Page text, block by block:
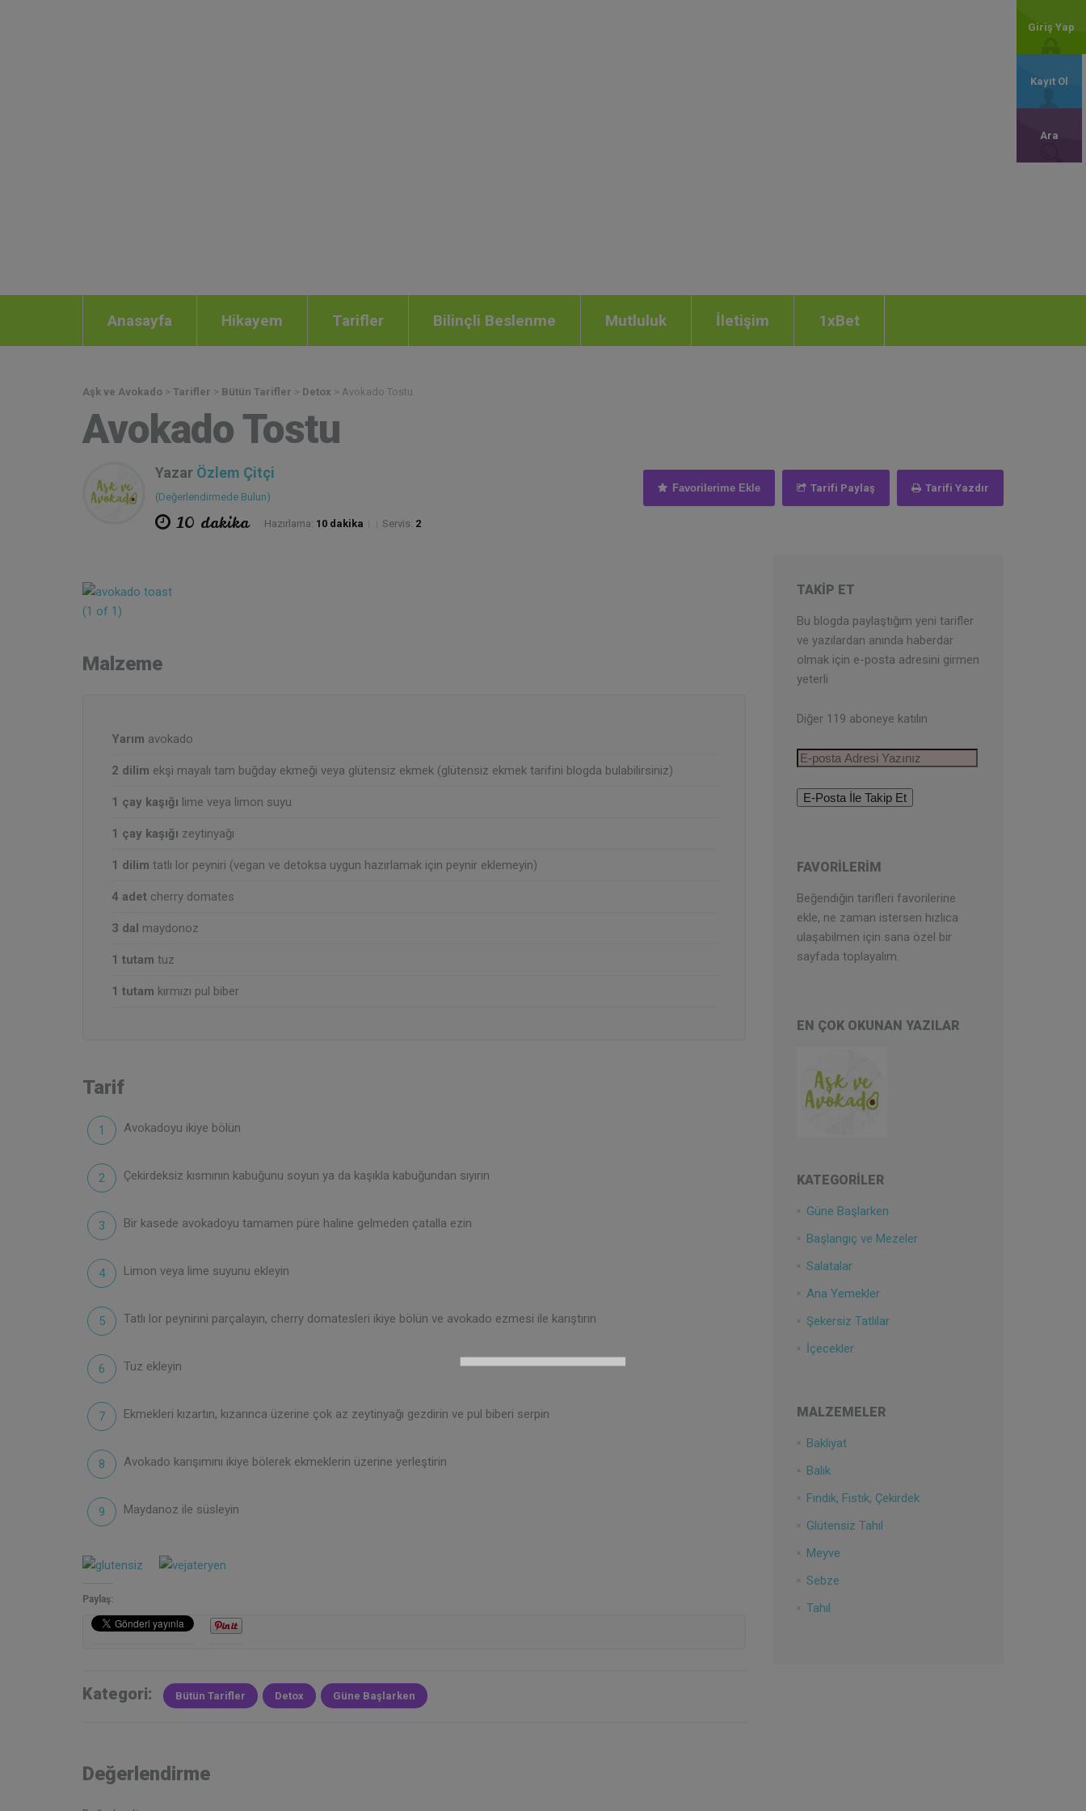
Anasayfa Hikayem Tarifler Bilinçli Beslenme Mutluluk İletişim 1xBet
Giriş Yap
Kayıt Ol
Ara
Aşk ve Avokado > Tarifler > Bütün Tarifler > Detox > Avokado Tostu
Avokado Tostu
Yazar Özlem Çitçi
(Değerlendirmede Bulun)
10 dakika Hazırlama: 10 dakika Servis: 2
Favorilerime Ekle Tarifi Paylaş Tarifi Yazdır
Malzeme
Yarım avokado
2 dilim ekşi mayalı tam buğday ekmeği veya glütensiz ekmek (glütensiz ekmek tarifini blogda bulabilirsiniz)
1 çay kaşığı lime veya limon suyu
1 çay kaşığı zeytinyağı
1 dilim tatlı lor peyniri (vegan ve detoksa uygun hazırlamak için peynir eklemeyin)
4 adet cherry domates
3 dal maydonoz
1 tutam tuz
1 tutam kırmızı pul biber
Tarif
Avokadoyu ikiye bölün
Çekirdeksiz kısmının kabuğunu soyun ya da kaşıkla kabuğundan sıyırın
Bir kasede avokadoyu tamamen püre haline gelmeden çatalla ezin
Limon veya lime suyunu ekleyin
Tatlı lor peynirini parçalayın, cherry domatesleri ikiye bölün ve avokado ezmesi ile karıştırın
Tuz ekleyin
Ekmekleri kızartın, kızarınca üzerine çok az zeytinyağı gezdirin ve pul biberi serpin
Avokado karışımını ikiye bölerek ekmeklerin üzerine yerleştirin
Maydanoz ile süsleyin
Paylaş:
Kategori: Bütün Tarifler Detox Güne Başlarken
Değerlendirme
TAKIP ET
Bu blogda paylaştığım yeni tarifler
ve yazılardan anında haberdar
olmak için e-posta adresini girmen
yeterli
Diğer 119 aboneye katılın
E-
Adresi
FAVORILERIM
Beğendiğin tarifleri favorilerine
ekle, ne zaman istersen hızlıca
ulaşabilmen için sana özel bir
sayfada toplayalım.
EN ÇOK OKUNAN YAZILAR
KATEGORILER
Güne Başlarken
Başlangıç ve Mezeler
Salatalar
Ana Yemekler
Şekersiz Tatlılar
İçecekler
MALZEMELER
Bakliyat
Balık
Fındık, Fıstık, Çekirdek
Glütensiz Tahıl
Meyve
Sebze
Tahıl